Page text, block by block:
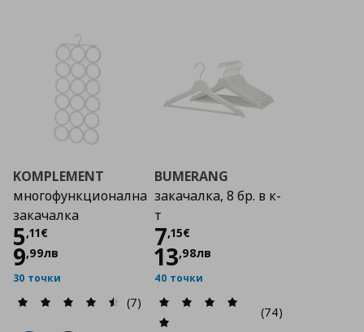
KOMPLEMENT
многофункционална
закачалка
5,11€
Цена
9,99лв
30 точки
(7)
BUMERANG
закачалка, 8 бр. в к-
т
7,15€
Цена
13,98лв
40 точки
(74)